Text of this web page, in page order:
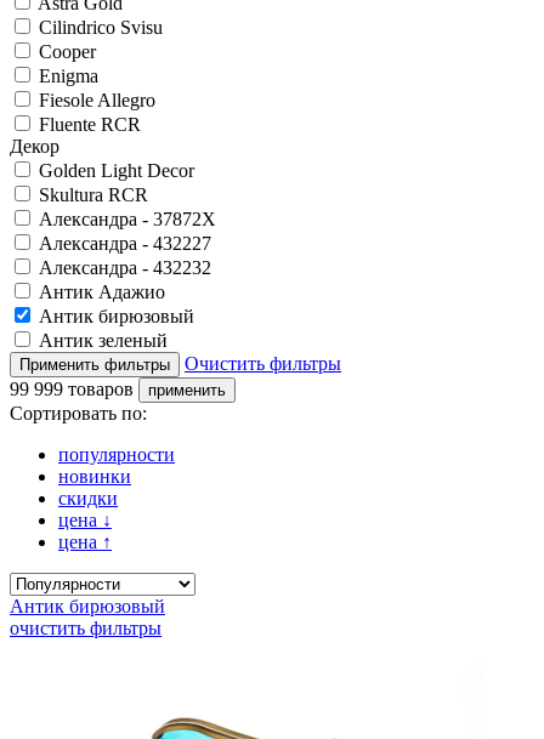
Cilindrico Svisu
Cooper
Enigma
Fiesole Allegro
Fluente RCR
Декор
Golden Light Decor
Skultura RCR
Александра - 37872Х
Александра - 432227
Александра - 432232
Антик Адажио
Антик бирюзовый
Антик зеленый
Очистить фильтры
99 999 товаров
Сортировать по:
популярности
новинки
скидки
цена ↓
цена ↑
Антик бирюзовый
очистить фильтры